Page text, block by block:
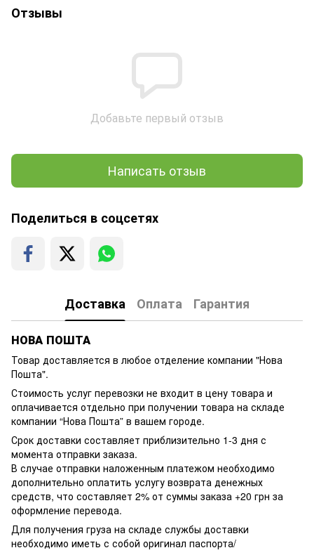
Отзывы
Добавьте первый отзыв
Написать отзыв
Поделиться в соцсетях
Доставка Оплата Гарантия
НОВА ПОШТА
Товар доставляется в любое отделение компании "Нова
Пошта".
Стоимость услуг перевозки не входит в цену товара и
оплачивается отдельно при получении товара на складе
компании “Нова Пошта” в вашем городе.
Срок доставки составляет приблизительно 1-3 дня с
момента отправки заказа.
В случае отправки наложенным платежом необходимо
дополнительно оплатить услугу возврата денежных
средств, что составляет 2% от суммы заказа +20 грн за
оформление перевода.
Для получения груза на складе службы доставки
необходимо иметь с собой оригинал паспорта/